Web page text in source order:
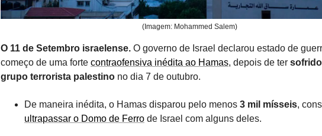
(Imagem: Mohammed Salem)
O 11 de Setembro israelense. O governo de Israel declarou estado de
começo de uma forte contraofensiva inédita ao Hamas, depois de ter
grupo terrorista palestino no dia 7 de outubro.
De maneira inédita, o Hamas disparou pelo menos 3 mil mísseis,
ultrapassar o Domo de Ferro de Israel com alguns deles.